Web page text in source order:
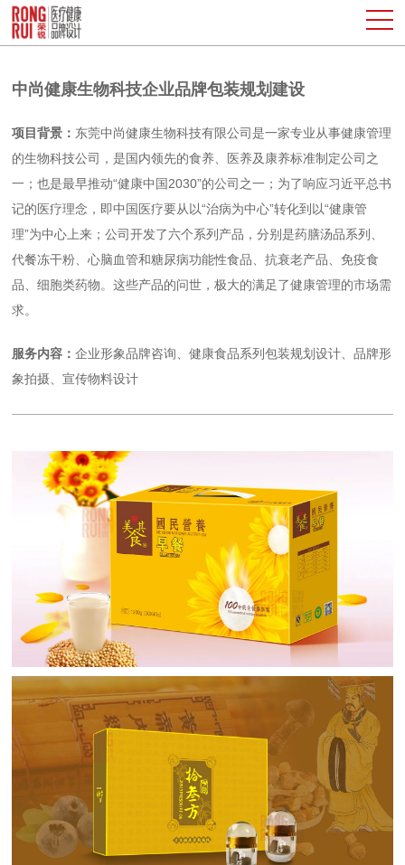
中尚健康生物科技企业品牌包装规划建设
项目背景： 东莞中尚健康生物科技有限公司是一家专业从事健康管理
的生物科技公司，是国内领先的食养、医养及康养标准制定公司之
一；也是最早推动“健康中国2030”的公司之一；为了响应习近平总书
记的医疗理念，即中国医疗要从以“治病为中心”转化到以“健康管
理”为中心上来；公司开发了六个系列产品，分别是药膳汤品系列、
代餐冻干粉、心脑血管和糖尿病功能性食品、抗衰老产品、免疫食
品、细胞类药物。这些产品的问世，极大的满足了健康管理的市场需
求。
服务内容：企业形象品牌咨询、健康食品系列包装规划设计、品牌形
象拍摄、宣传物料设计